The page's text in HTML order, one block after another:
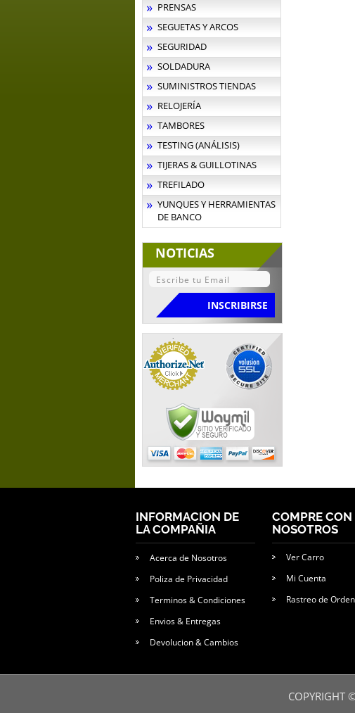
PRENSAS
SEGUETAS Y ARCOS
SEGURIDAD
SOLDADURA
SUMINISTROS TIENDAS
RELOJERÍA
TAMBORES
TESTING (ANÁLISIS)
TIJERAS & GUILLOTINAS
TREFILADO
YUNQUES Y HERRAMIENTAS
DE BANCO
NOTICIAS
.
INFORMACION DE
LA COMPAÑIA
Acerca de Nosotros
Poliza de Privacidad
Terminos & Condiciones
Envios & Entregas
Devolucion & Cambios
COMPRE CON
NOSOTROS
Ver Carro
Mi Cuenta
Rastreo de Orden
COPYRIGHT